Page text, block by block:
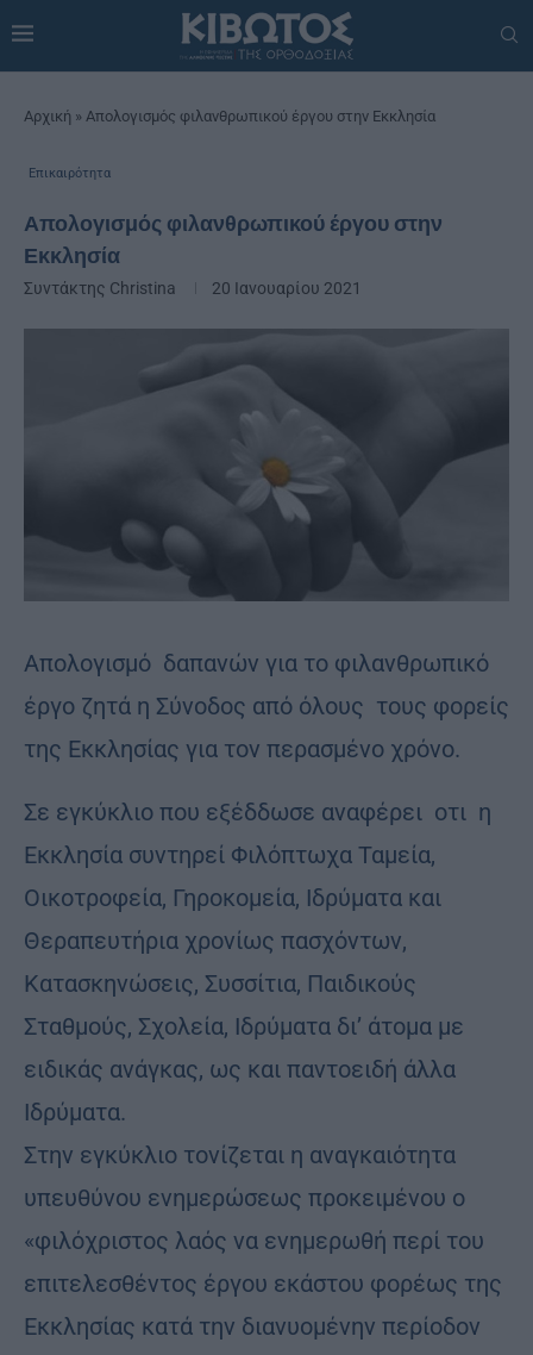
Αρχική » Απολογισμός φιλανθρωπικού έργου στην Εκκλησία
Επικαιρότητα
Απολογισμός φιλανθρωπικού έργου στην
Εκκλησία
Συντάκτης Christina 20 Ιανουαρίου 2021
Aπολογισμό δαπανών για το φιλανθρωπικό
έργο ζητά η Σύνοδος από όλους τους φορείς
της Εκκλησίας για τον περασμένο χρόνο.
Σε εγκύκλιο που εξέδδωσε αναφέρει οτι η
Εκκλησία συντηρεί Φιλόπτωχα Ταμεία,
Οικοτροφεία, Γηροκομεία, Ιδρύματα και
Θεραπευτήρια χρονίως πασχόντων,
Κατασκηνώσεις, Συσσίτια, Παιδικούς
Σταθμούς, Σχολεία, Ιδρύματα δι’ άτομα με
ειδικάς ανάγκας, ως και παντοειδή άλλα
Ιδρύματα.
Στην εγκύκλιο τονίζεται η αναγκαιότητα
υπευθύνου ενημερώσεως προκειμένου ο
«φιλόχριστος λαός να ενημερωθή περί του
επιτελεσθέντος έργου εκάστου φορέως της
Εκκλησίας κατά την διανυομένην περίοδον